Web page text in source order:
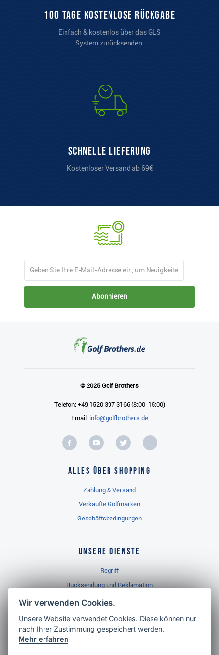
100 Tage kostenlose Rückgabe
Einfach & kostenlos über das GLS
System zurücksenden.
Schnelle Lieferung
Kostenloser Versand ab 69€
Abonnieren
© 2025 Golf Brothers
Telefon: +49 1520 397 3166 (8:00-15:00)
Email: info@golfbrothers.de
Alles über Shopping
Zahlung & Versand
Verkaufte Golfmarken
Geschäftsbedingungen
Unsere Dienste
Regriff
Rücksendung und Reklamation
Widerrufsbelehrung
Golf Brothers.de
Wir verwenden Cookies.
Unsere Website verwendet Cookies. Diese können nur
nach Ihrer Zustimmung gespeichert werden.
Mehr erfahren